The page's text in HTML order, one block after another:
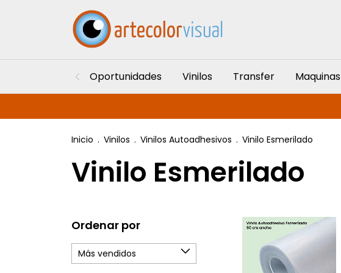
Oportunidades Vinilos Transfer Maquinas
Inicio . Vinilos . Vinilos Autoadhesivos . Vinilo Esmerilado
Vinilo Esmerilado
Ordenar por